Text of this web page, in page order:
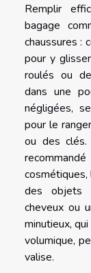
Remplir
bagage
chaussures :
pour y
roulés ou
dans une
négligées,
pour le
ou des
des objets
cheveux ou
minutieux,
volumique,
valise.